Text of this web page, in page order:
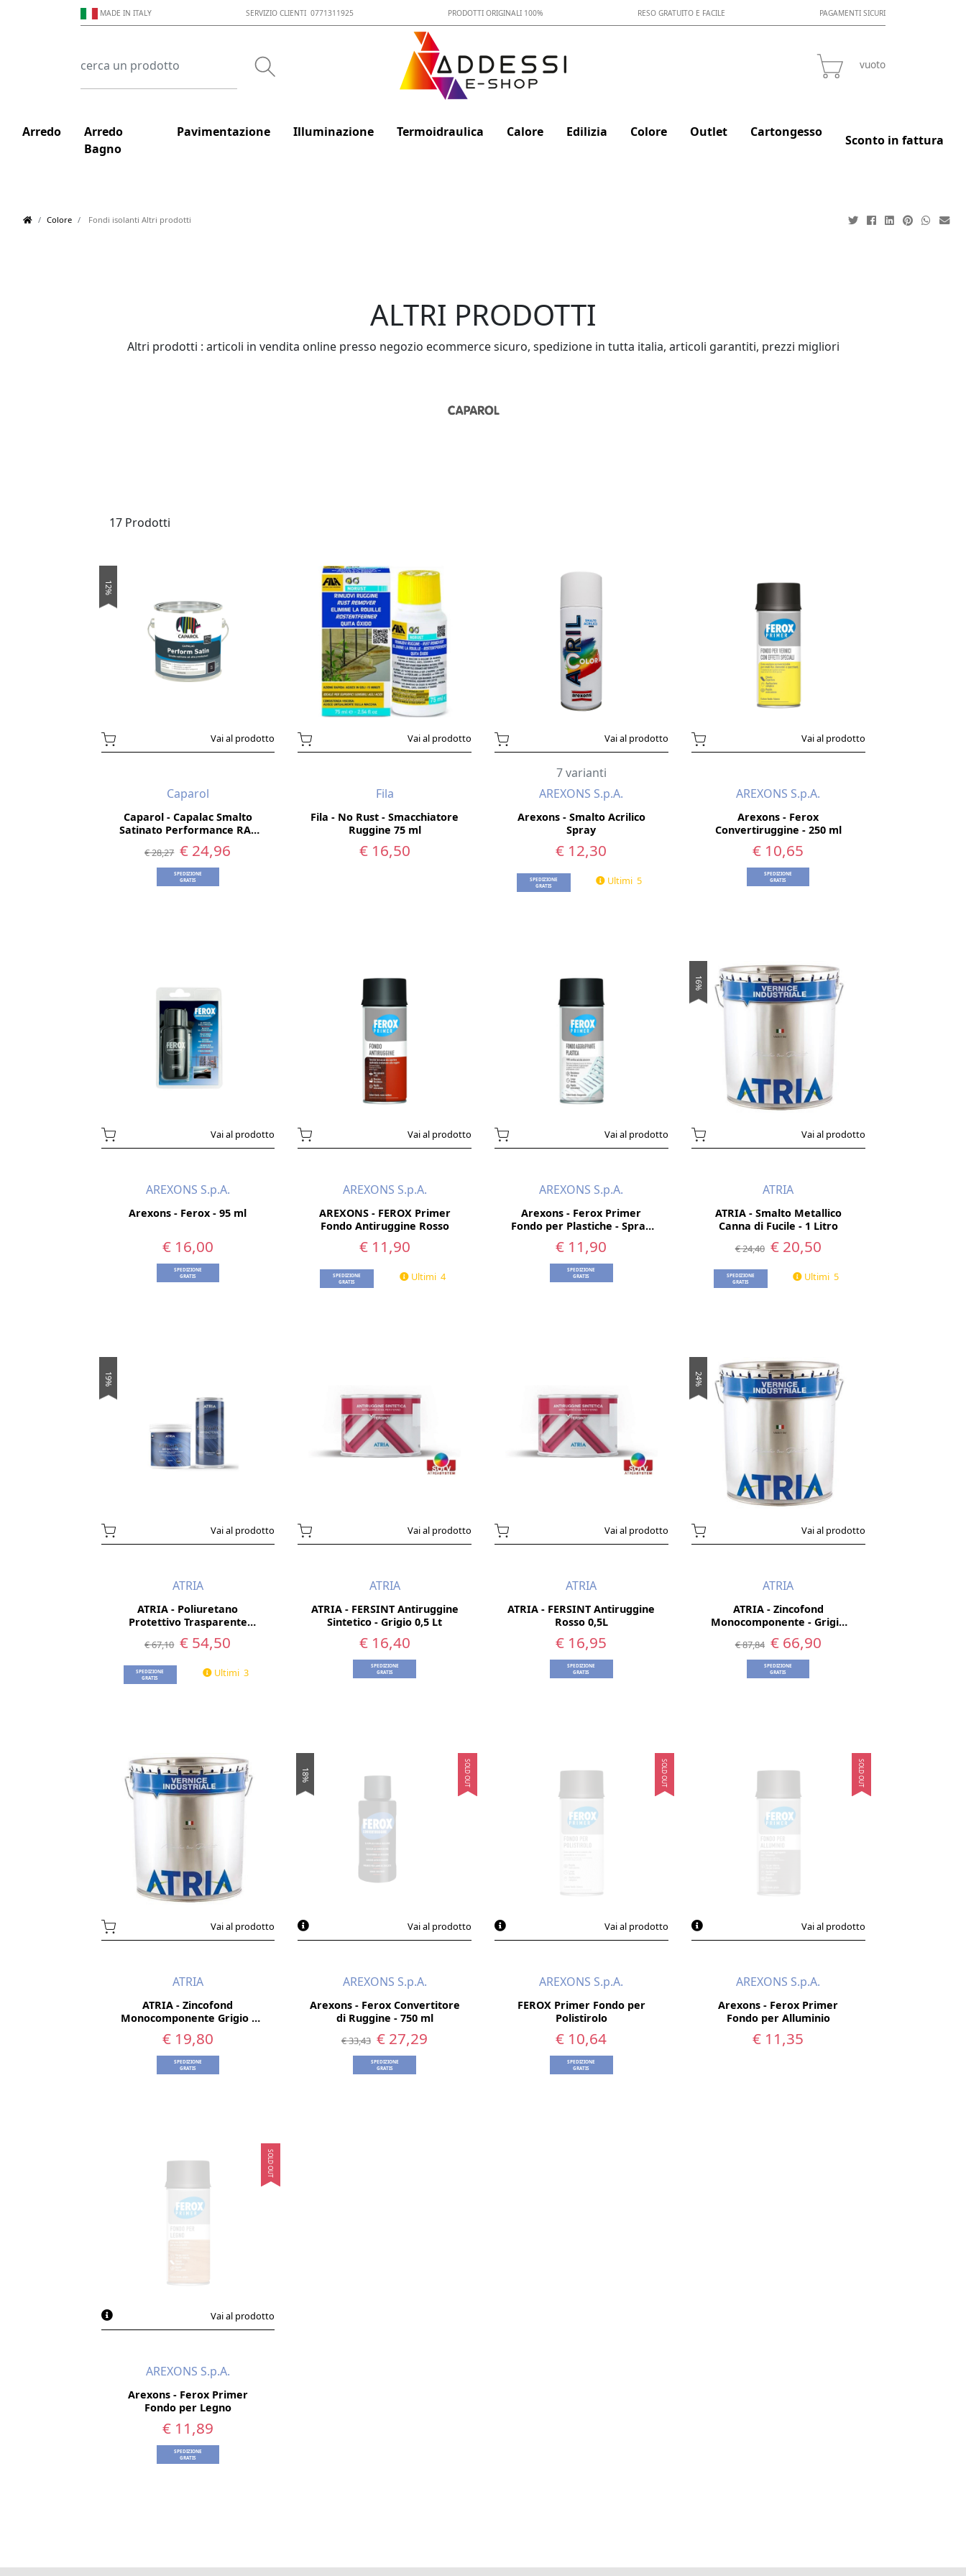
MADE IN ITALY SERVIZIO CLIENTI 0771311925 PRODOTTI ORIGINALI 100% RESO GRATUITO E FACILE PAGAMENTI SICURI
vuoto
Arredo
Arredo
Bagno
Pavimentazione Illuminazione Termoidraulica Calore Edilizia Colore Outlet Cartongesso
Sconto in fattura
Colore Fondi isolanti Altri prodotti
ALTRI PRODOTTI
Altri prodotti : articoli in vendita online presso negozio ecommerce sicuro, spedizione in tutta italia, articoli garantiti, prezzi migliori
17 Prodotti
12%
Vai al prodotto
Caparol
Caparol - Capalac Smalto
Satinato Performance RAL
6005 - 0,75 L
€ 28,27 € 24,96
SPEDIZIONE
GRATIS
Vai al prodotto
Fila
Fila - No Rust - Smacchiatore
Ruggine 75 ml
€ 16,50
Vai al prodotto
7 varianti
AREXONS S.p.A.
Arexons - Smalto Acrilico
Spray
€ 12,30
SPEDIZIONE
GRATIS
Ultimi 5
Vai al prodotto
AREXONS S.p.A.
Arexons - Ferox
Convertiruggine - 250 ml
€ 10,65
SPEDIZIONE
GRATIS
Vai al prodotto
AREXONS S.p.A.
Arexons - Ferox - 95 ml
€ 16,00
SPEDIZIONE
GRATIS
Vai al prodotto
AREXONS S.p.A.
AREXONS - FEROX Primer
Fondo Antiruggine Rosso
€ 11,90
SPEDIZIONE
GRATIS
Ultimi 4
Vai al prodotto
AREXONS S.p.A.
Arexons - Ferox Primer
Fondo per Plastiche - Spray
400ml
€ 11,90
SPEDIZIONE
GRATIS
16%
Vai al prodotto
ATRIA
ATRIA - Smalto Metallico
Canna di Fucile - 1 Litro
€ 24,40 € 20,50
SPEDIZIONE
GRATIS
Ultimi 5
19%
Vai al prodotto
ATRIA
ATRIA - Poliuretano
Protettivo Trasparente
Opaco - 1 Litro
€ 67,10 € 54,50
SPEDIZIONE
GRATIS
Ultimi 3
Vai al prodotto
ATRIA
ATRIA - FERSINT Antiruggine
Sintetico - Grigio 0,5 Lt
€ 16,40
SPEDIZIONE
GRATIS
Vai al prodotto
ATRIA
ATRIA - FERSINT Antiruggine
Rosso 0,5L
€ 16,95
SPEDIZIONE
GRATIS
24%
Vai al prodotto
ATRIA
ATRIA - Zincofond
Monocomponente - Grigio
2,5 Lt
€ 87,84 € 66,90
SPEDIZIONE
GRATIS
Vai al prodotto
ATRIA
ATRIA - Zincofond
Monocomponente Grigio -
€ 19,80
SPEDIZIONE
GRATIS
SOLD OUT
18%
Vai al prodotto
AREXONS S.p.A.
Arexons - Ferox Convertitore
di Ruggine - 750 ml
€ 33,43 € 27,29
SPEDIZIONE
GRATIS
SOLD OUT
Vai al prodotto
AREXONS S.p.A.
FEROX Primer Fondo per
Polistirolo
€ 10,64
SPEDIZIONE
GRATIS
SOLD OUT
Vai al prodotto
AREXONS S.p.A.
Arexons - Ferox Primer
Fondo per Alluminio
€ 11,35
SOLD OUT
Vai al prodotto
AREXONS S.p.A.
Arexons - Ferox Primer
Fondo per Legno
€ 11,89
SPEDIZIONE
GRATIS